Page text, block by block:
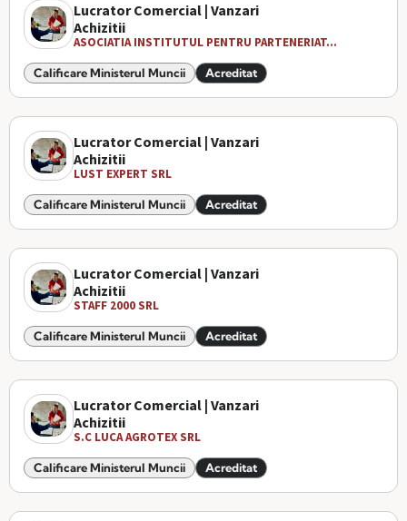
Lucrator Comercial | Vanzari
Achizitii
ASOCIATIA INSTITUTUL PENTRU PARTENERIAT...
Calificare Ministerul Muncii Acreditat
Lucrator Comercial | Vanzari
Achizitii
LUST EXPERT SRL
Calificare Ministerul Muncii Acreditat
Lucrator Comercial | Vanzari
Achizitii
STAFF 2000 SRL
Calificare Ministerul Muncii Acreditat
Lucrator Comercial | Vanzari
Achizitii
S.C LUCA AGROTEX SRL
Calificare Ministerul Muncii Acreditat